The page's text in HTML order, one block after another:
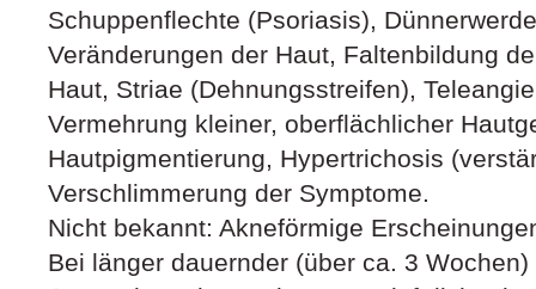
Schuppenflechte (Psoriasis),
Veränderungen der Haut, Faltenbildung
Haut, Striae (Dehnungsstreifen),
Vermehrung kleiner, oberflächlicher
Hautpigmentierung, Hypertrichosis
Verschlimmerung der Symptome.
Nicht bekannt: Akneförmige
Bei länger dauernder (über ca. 3